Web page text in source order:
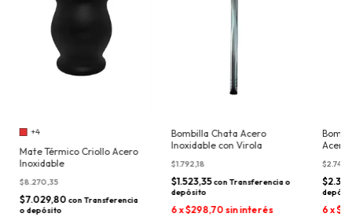
+4
Mate Térmico Criollo Acero
Inoxidable
$8.270,35
$7.029,80 con Transferencia
o depósito
Bombilla Chata Acero
Inoxidable con Virola
$1.792,18
$1.523,35conTransferencia o
depósito
6x$298,70 sin interés
Acero
6 x